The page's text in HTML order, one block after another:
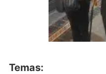
Temas: